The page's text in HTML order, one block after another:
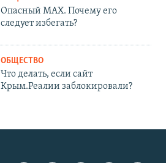
Опасный MAX. Почему его
следует избегать?
ОБЩЕСТВО
Что делать, если сайт
Крым.Реалии заблокировали?